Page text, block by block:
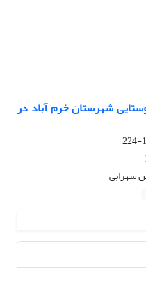
شهرستان خرم آباد در
سهرابی